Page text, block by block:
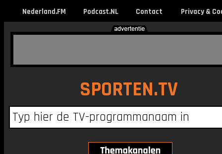
Nederland.FM Podcast.NL Contact Privacy &
SPORTEN.TV